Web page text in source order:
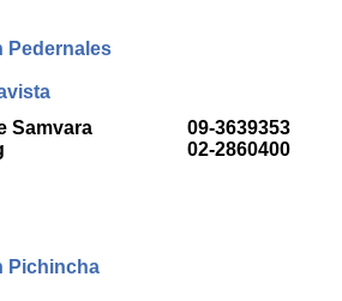
Pichincha
Pedernales
Samvara
09-3639353
02-2860400